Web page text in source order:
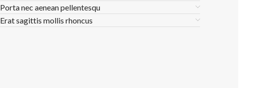
Porta nec aenean pellentesqu
Erat sagittis mollis rhoncus